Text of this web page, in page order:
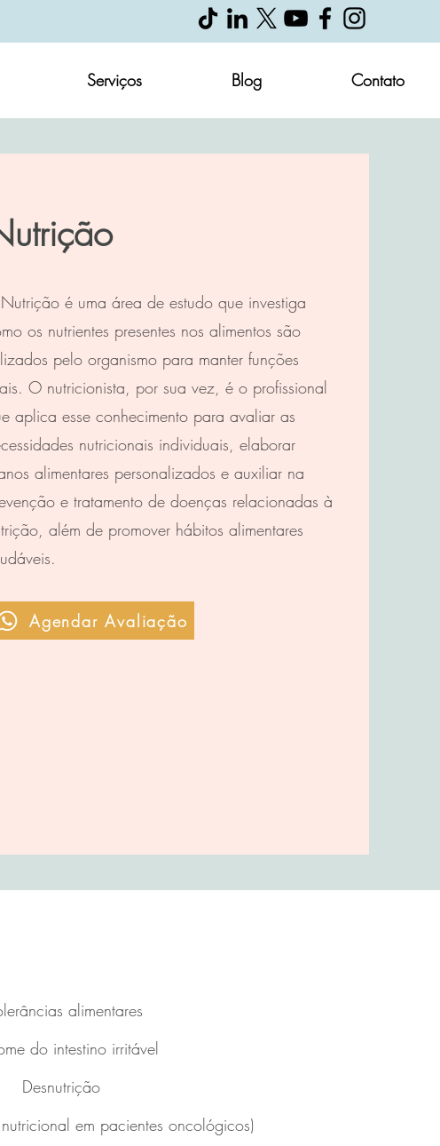
Serviços Blog Contato
é uma área de estudo que investiga
os nutrientes presentes nos alimentos são
pelo organismo para manter funções
O nutricionista, por sua vez, é o profissional
aplica esse conhecimento para avaliar as
nutricionais individuais, elaborar
alimentares personalizados e auxiliar na
e tratamento de doenças relacionadas à
além de promover hábitos alimentares
Agendar Avaliação
alimentares
do intestino irritável
Desnutrição
em pacientes oncológicos)